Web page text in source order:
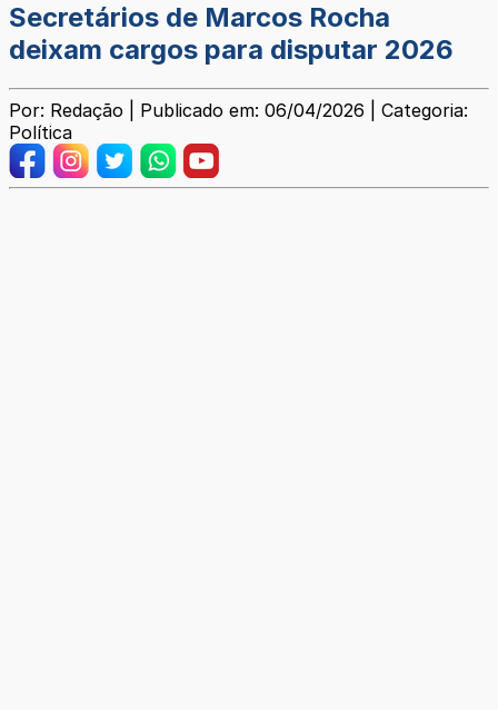
Secretários de Marcos Rocha
deixam cargos para disputar 2026
Por: Redação | Publicado em: 06/04/2026 | Categoria:
Política